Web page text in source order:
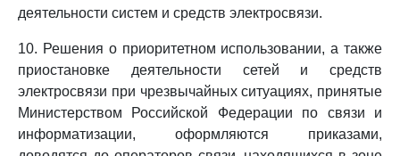
деятельности систем и средств электросвязи.
10. Решения о приоритетном использовании, а также
приостановке деятельности сетей и средств
электросвязи при чрезвычайных ситуациях, принятые
Министерством Российской Федерации по связи и
информатизации, оформляются приказами,